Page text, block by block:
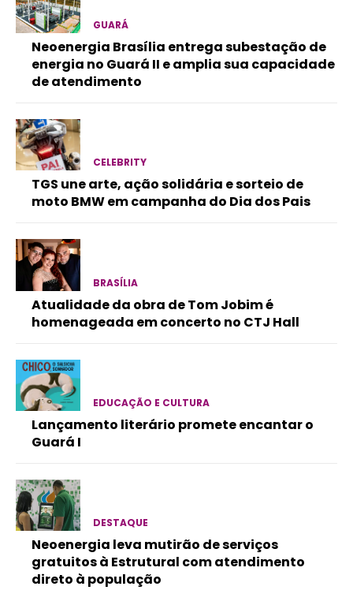
GUARÁ
Neoenergia Brasília entrega subestação de
energia no Guará II e amplia sua capacidade
de atendimento
CELEBRITY
TGS une arte, ação solidária e sorteio de
moto BMW em campanha do Dia dos Pais
BRASÍLIA
Atualidade da obra de Tom Jobim é
homenageada em concerto no CTJ Hall
EDUCAÇÃO E CULTURA
Lançamento literário promete encantar o
Guará I
DESTAQUE
Neoenergia leva mutirão de serviços
gratuitos à Estrutural com atendimento
direto à população